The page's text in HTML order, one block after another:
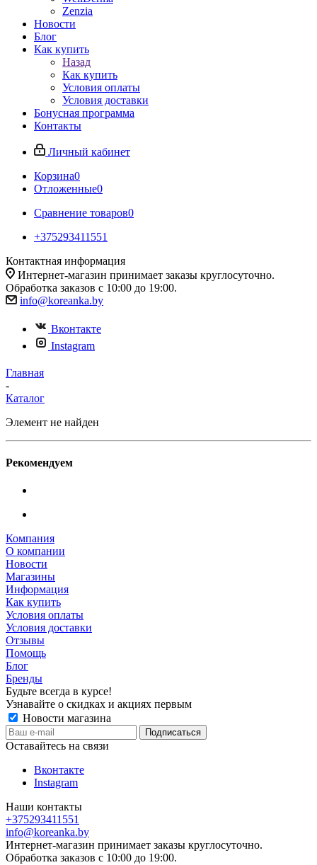
Zenzia
Новости
Блог
Как купить
Назад
Как купить
Условия оплаты
Условия доставки
Бонусная программа
Контакты
Личный кабинет
Корзина0
Отложенные0
Сравнение товаров0
+375293411551
Контактная информация
Интернет-магазин принимает заказы круглосуточно.
Обработка заказов с 10:00 до 19:00.
info@koreanka.by
Вконтакте
Instagram
Главная
-
Каталог
Элемент не найден
Рекомендуем
Компания
О компании
Новости
Магазины
Информация
Как купить
Условия оплаты
Условия доставки
Отзывы
Помощь
Блог
Бренды
Будьте всегда в курсе!
Узнавайте о скидках и акциях первым
Новости магазина
Оставайтесь на связи
Вконтакте
Instagram
Наши контакты
+375293411551
info@koreanka.by
Интернет-магазин принимает заказы круглосуточно.
Обработка заказов с 10:00 до 19:00.